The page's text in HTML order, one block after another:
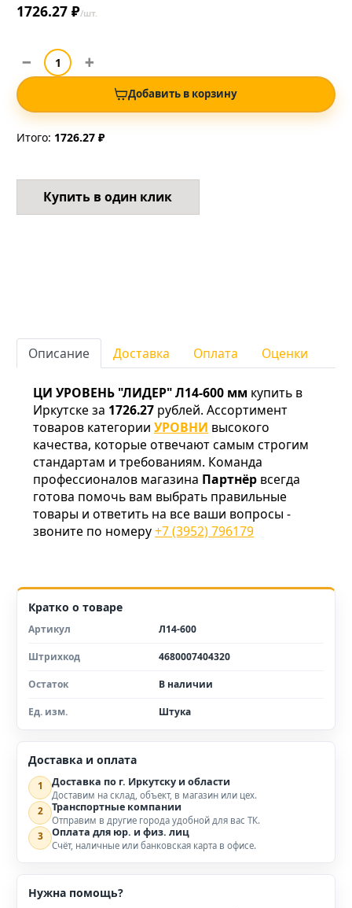
1726.27 ₽/шт.
Добавить в корзину
Итого: 1726.27 ₽
Купить в один клик
Описание Доставка Оплата Оценки
ЦИ УРОВЕНЬ "ЛИДЕР" Л14-600 мм купить в
Иркутске за 1726.27 рублей. Ассортимент
товаров категории УРОВНИ высокого
качества, которые отвечают самым строгим
стандартам и требованиям. Команда
профессионалов магазина Партнёр всегда
готова помочь вам выбрать правильные
товары и ответить на все ваши вопросы -
звоните по номеру+7 (3952) 796179
Кратко о товаре
Артикул Л14-600
Штрихкод 4680007404320
Остаток В наличии
Ед. изм. Штука
Доставка и оплата
1 Доставка по г. Иркутску и области
Доставим на склад, объект, в магазин или цех.
2 Транспортные компании
Отправим в другие города удобной для вас ТК.
3 Оплата для юр. и физ. лиц
Счёт, наличные или банковская карта в офисе.
Нужна помощь?